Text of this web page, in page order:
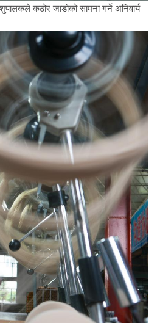
कठोर जाडोको सामना गर्ने अनिवार्य